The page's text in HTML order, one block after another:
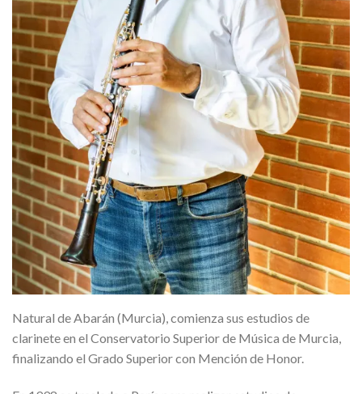
Natural deAbarán (Murcia), comienza sus estudios de
clarinete en el Conservatorio Superior de Música de Murcia,
finalizando el Grado Superior con Mención de Honor.